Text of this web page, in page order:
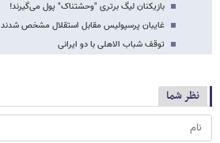
بازیکنان لیگ برتری "وحشتناک" پول می‌گیرند!
غایبان پرسپولیس مقابل استقلال مشخص شدند
توقف شباب الاهلی با دو ایرانی
نظر شما